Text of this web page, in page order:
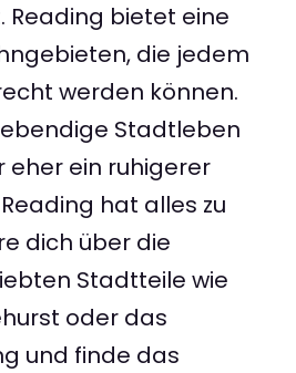
Reading bietet eine
die jedem
werden können.
Stadtleben
eher ein ruhigerer
hat alles zu
dich über die
Stadtteile wie
oder das
und finde das